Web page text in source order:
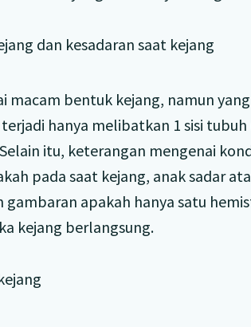
dan kesadaran saat kejang
macam bentuk kejang, namun
hanya melibatkan 1 sisi
itu, keterangan mengenai
pada saat kejang, anak sadar
gambaran apakah hanya satu
kejang berlangsung.